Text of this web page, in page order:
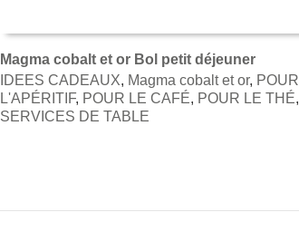
AJOUTER AU PANIER
Magma cobalt et or Bol petit déjeuner
IDEES CADEAUX, Magma cobalt et or, POUR
L'APÉRITIF, POUR LE CAFÉ, POUR LE THÉ,
SERVICES DE TABLE